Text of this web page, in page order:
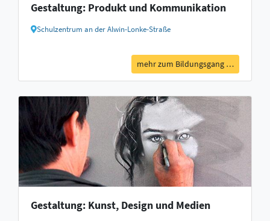
Gestaltung: Produkt und Kommunikation
Schulzentrum an der Alwin-Lonke-Straße
mehr zum Bildungsgang …
Gestaltung: Kunst, Design und Medien